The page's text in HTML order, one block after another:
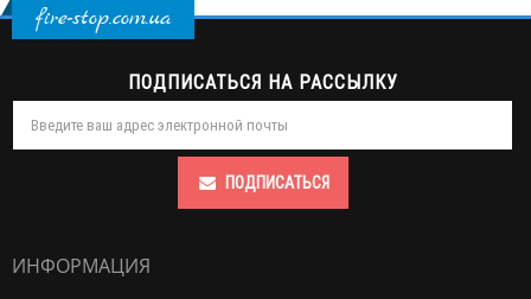
fire-stop.com.ua
ПОДПИСАТЬСЯ НА РАССЫЛКУ
ПОДПИСАТЬСЯ
ИНФОРМАЦИЯ